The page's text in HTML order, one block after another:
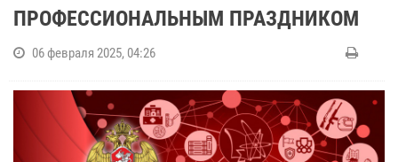
ПРОФЕССИОНАЛЬНЫМ ПРАЗДНИКОМ
06 февраля 2025, 04:26